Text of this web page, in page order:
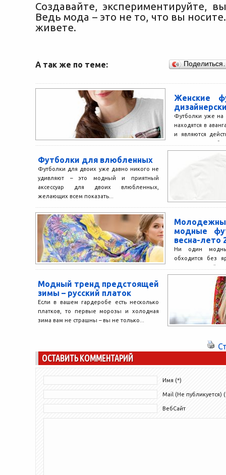
Создавайте, экспериментируйте,
Ведь мода – это не то, что вы
живете.
А так же по теме:
Женские
Футболки уже на
находятся в
и являются
элементом
Однако,...
Футболки для влюбленных
Футболки для двоих уже давно никого не
удивляют – это модный и приятный
аксессуар для двоих влюбленных,
желающих всем показать...
модные
весна-лето
Ни один
обходится без
топов.
голову над тем,
Модный тренд предстоящей
зимы – русский платок
Если в вашем гардеробе есть несколько
платков, то первые морозы и холодная
зима вам не страшны – вы не только...
ОСТАВИТЬ КОММЕНТАРИЙ
Имя (*)
Mail (Не публикуется)
ВебСайт